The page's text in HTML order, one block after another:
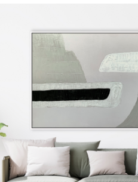
REGÍSTRATE PARA AÑADIR AL
y un acento negro
o salones de corte urbano.